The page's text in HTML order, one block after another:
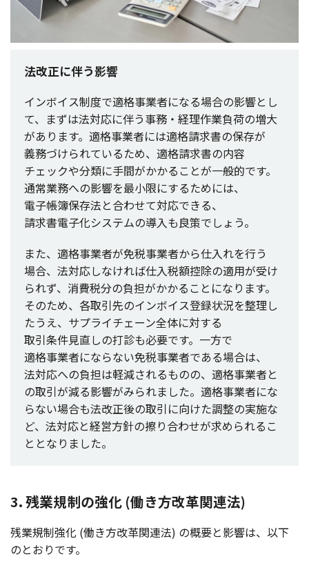
法改正に伴う影響
インボイス制度で適格事業者になる場合の影響とし
て、まずは法対応に伴う事務 ・ 経理作業負荷の増大
があります。 適格事業者には適格請求書の保存が
義務づけられているため、 適格請求書の内容
チェックや分類に手間がかかることが一般的です。
通常業務への影響を最小限にするためには、
電子帳簿保存法と合わせて対応できる、
請求書電子化システムの導入も良策でしょう。
また、 適格事業者が免税事業者から仕入れを行う
場合、 法対応しなければ仕入税額控除の適用が受け
られず、 消費税分の負担がかかることになります。
そのため、 各取引先のインボイス登録状況を整理し
たうえ、 サプライチェーン全体に対する
取引条件見直しの打診も必要です。 一方で
適格事業者にならない免税事業者である場合は、
法対応への負担は軽減されるものの、 適格事業者と
の取引が減る影響がみられました。 適格事業者にな
らない場合も法改正後の取引に向けた調整の実施な
ど、 法対応と経営方針の擦り合わせが求められるこ
ととなりました。
3. 残業規制の強化 (働き方改革関連法)
残業規制強化 (働き方改革関連法) の概要と影響は、 以下
のとおりです。